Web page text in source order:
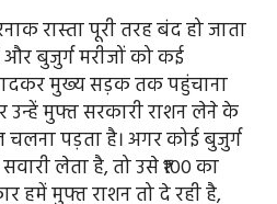
रास्ता पूरी तरह बंद हो जाता
बुजुर्ग मरीजों को कई
मुख्य सड़क तक पहुंचाना
उन्हें मुफ्त सरकारी राशन लेने के
चलना पड़ता है। अगर कोई बुजुर्ग
लेता है, तो उसे ₹100 का
हमें मुफ्त राशन तो दे रही है,